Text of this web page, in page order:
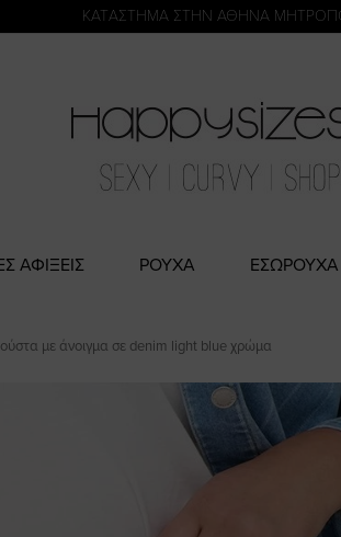
KATΑΣΤΗΜΑ ΣΤΗΝ ΑΘΗΝΑ
ΑΦΙΞΕΙΣ ΡΟΥΧΑ ΕΣΩΡΟΥΧΑ
με άνοιγμα σε denim light blue χρώμα